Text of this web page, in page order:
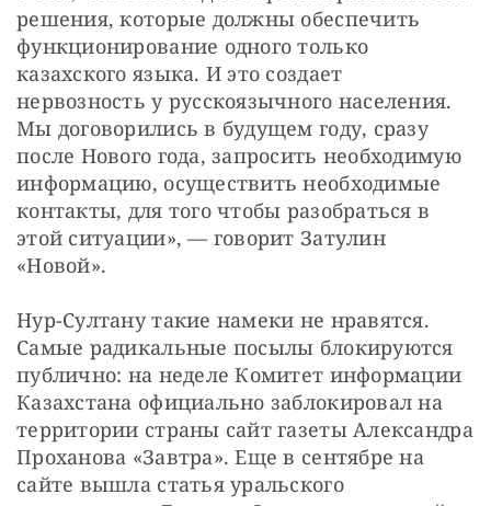
решения, которые должны обеспечить
функционирование одного только
казахского языка. И это создает
нервозность у русскоязычного населения.
Мы договорились в будущем году, сразу
после Нового года, запросить необходимую
информацию, осуществить необходимые
контакты, для того чтобы разобраться в
этой ситуации», — говорит Затулин
«Новой».
Нур-Султану такие намеки не нравятся.
Самые радикальные посылы блокируются
публично: на неделе Комитет информации
Казахстана официально заблокировал на
территории страны сайт газеты Александра
Проханова «Завтра». Еще в сентябре на
сайте вышла статья уральского